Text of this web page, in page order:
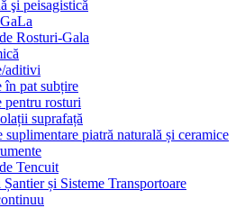
şi peisagistică
Rosturi-Gala
aditivi
în pat subțire
pentru rosturi
suprafață
suplimentare piatră naturală și ceramice
Tencuit
și Sisteme Transportoare